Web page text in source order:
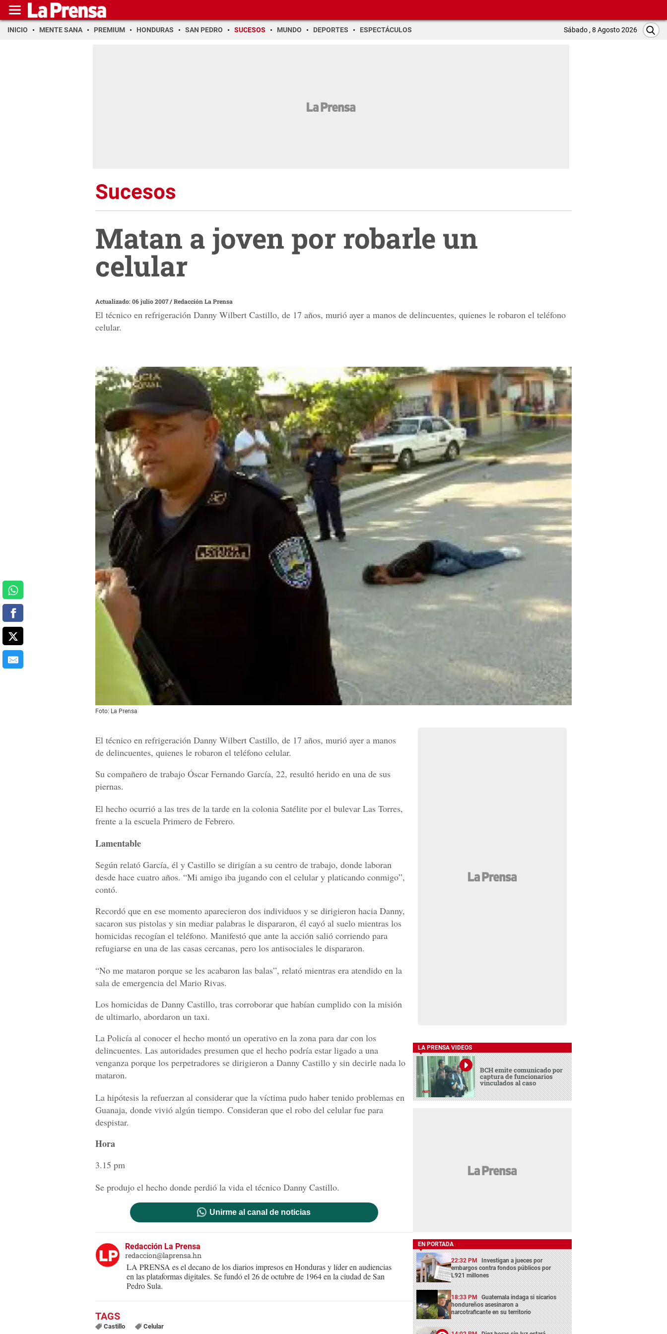
INICIO MENTE SANA PREMIUM HONDURAS SAN PEDRO SUCESOS MUNDO DEPORTES ESPECTÁCULOS Sábado , 8 Agosto 2026
Sucesos
Matan a joven por robarle un
celular
Actualizado: 06 julio 2007/Redacción La Prensa
El técnico en refrigeración Danny Wilbert Castillo, de 17 años, murió ayer a manos de delincuentes, quienes le robaron el teléfono
celular.
Foto: La Prensa
El técnico en refrigeración Danny Wilbert Castillo, de 17 años, murió ayer a manos
de delincuentes, quienes le robaron el teléfono celular.
Su compañero de trabajo Óscar Fernando García, 22, resultó herido en una de sus
piernas.
El hecho ocurrió a las tres de la tarde en la colonia Satélite por el bulevar Las Torres,
frente a la escuela Primero de Febrero.
Lamentable
Según relató García, él y Castillo se dirigían a su centro de trabajo, donde laboran
desde hace cuatro años. “Mi amigo iba jugando con el celular y platicando conmigo”,
contó.
Recordó que en ese momento aparecieron dos individuos y se dirigieron hacia Danny,
sacaron sus pistolas y sin mediar palabras le dispararon, él cayó al suelo mientras los
homicidas recogían el teléfono. Manifestó que ante la acción salió corriendo para
refugiarse en una de las casas cercanas, pero los antisociales le dispararon.
“No me mataron porque se les acabaron las balas”, relató mientras era atendido en la
sala de emergencia del Mario Rivas.
Los homicidas de Danny Castillo, tras corroborar que habían cumplido con la misión
de ultimarlo, abordaron un taxi.
La Policía al conocer el hecho montó un operativo en la zona para dar con los
delincuentes. Las autoridades presumen que el hecho podría estar ligado a una
venganza porque los perpetradores se dirigieron a Danny Castillo y sin decirle nada lo
mataron.
La hipótesis la refuerzan al considerar que la víctima pudo haber tenido problemas en
Guanaja, donde vivió algún tiempo. Consideran que el robo del celular fue para
despistar.
Hora
3.15 pm
Se produjo el hecho donde perdió la vida el técnico Danny Castillo.
Unirme al canal de noticias
Redacción La Prensa
redaccion@laprensa.hn
LA PRENSA es el decano de los diarios impresos en Honduras y líder en audiencias
en las plataformas digitales. Se fundó el 26 de octubre de 1964 en la ciudad de San
Pedro Sula.
Castillo Celular
LA PRENSA VIDEOS
BCH emite comunicado por
captura de funcionarios
vinculados al caso
EN PORTADA
22:32 PM Investigan a jueces por
embargos contra fondos públicos por
L921 millones
18:33 PM Guatemala indaga si sicarios
hondureños asesinaron a
narcotraficante en su territorio